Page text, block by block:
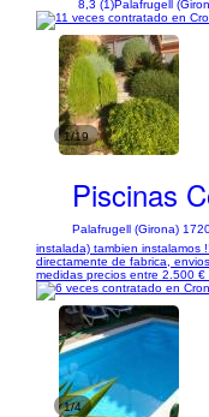
8,3 (1)Palafrugell
1/19
Piscinas
Palafrugell (Girona)
instalada) tambien instalamos
directamente de fabrica,
medidas precios entre 2.500
1/4